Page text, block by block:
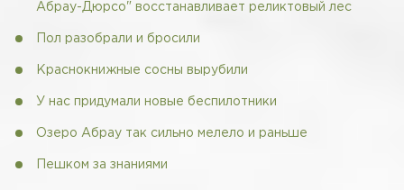
Абрау-Дюрсо" восстанавливает реликтовый лес
Пол разобрали и бросили
Краснокнижные сосны вырубили
У нас придумали новые беспилотники
Озеро Абрау так сильно мелело и раньше
Пешком за знаниями